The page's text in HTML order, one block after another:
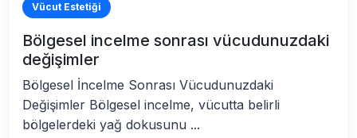
Vücut Estetiği
Bölgesel incelme sonrası vücudunuzdaki
değişimler
Bölgesel İncelme Sonrası Vücudunuzdaki
Değişimler Bölgesel incelme, vücutta belirli
bölgelerdeki yağ dokusunu ...